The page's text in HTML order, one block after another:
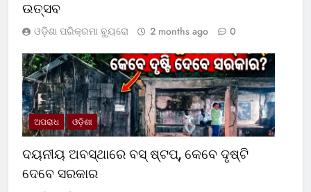
ଉତ୍ସବ
ଓଡ଼ିଶା ପରିକ୍ରମା ବ୍ୟୁରୋ 2 months ago 0
ଅପରାଧ ଓଡ଼ିଶା
ଦୟନୀୟ ଅବସ୍ଥାରେ ବସ୍‌ ଷ୍ଟପ୍‌, କେବେ ଦୃଷ୍ଟି
ଦେବେ ସରକାର